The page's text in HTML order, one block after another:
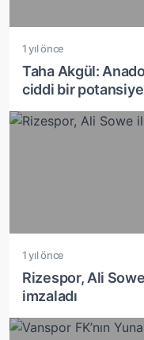
1 yıl önce
Taha Akgül:
ciddi bir
1 yıl önce
Rizespor, Ali
imzaladı